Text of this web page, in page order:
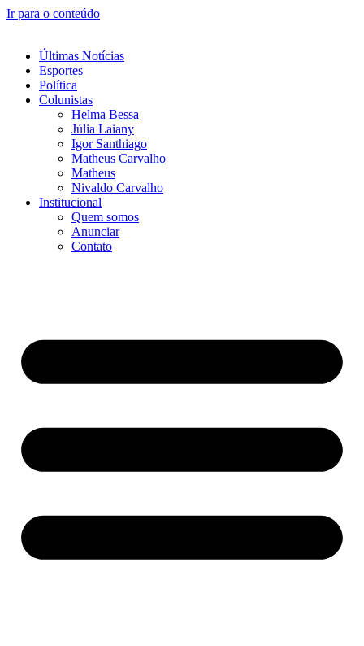
Ir para o conteúdo
Últimas Notícias
Esportes
Política
Colunistas
Helma Bessa
Júlia Laiany
Igor Santhiago
Matheus Carvalho
Matheus
Nivaldo Carvalho
Institucional
Quem somos
Anunciar
Contato